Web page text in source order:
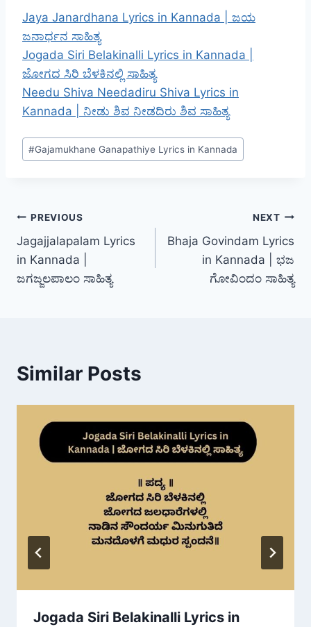
Jaya Janardhana Lyrics in Kannada | ಜಯ
ಜನಾರ್ಧನ ಸಾಹಿತ್ಯ
Jogada Siri Belakinalli Lyrics in Kannada |
ಜೋಗದ ಸಿರಿ ಬೆಳಕಿನಲ್ಲಿ ಸಾಹಿತ್ಯ
Needu Shiva Needadiru Shiva Lyrics in
Kannada | ನೀಡು ಶಿವ ನೀಡದಿರು ಶಿವ ಸಾಹಿತ್ಯ
Post
Tags:
#Gajamukhane Ganapathiye Lyrics in Kannada
Post
navigation
PREVIOUS
Jagajjalapalam Lyrics
in Kannada |
ಜಗಜ್ಜಲಪಾಲಂ ಸಾಹಿತ್ಯ
NEXT
Bhaja Govindam Lyrics
in Kannada | ಭಜ
ಗೋವಿಂದಂ ಸಾಹಿತ್ಯ
Similar Posts
Jogada Siri Belakinalli Lyrics in